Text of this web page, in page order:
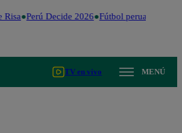
Perú Decide 2026 Fútbol peruano
TV en vivo MENÚ